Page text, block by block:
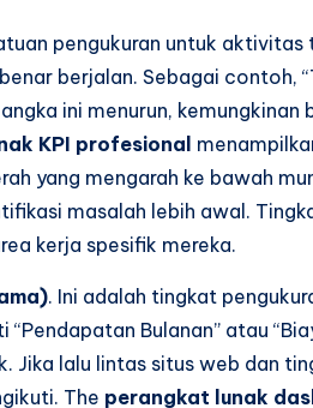
pengukuran untuk aktivitas
berjalan. Sebagai contoh,
ini menurun, kemungkinan
KPI profesional
yang mengarah ke bawah
masalah lebih awal.
kerja spesifik mereka.
. Ini adalah tingkat
Bulanan” atau
Jika lalu lintas situs web dan
The perangkat lunak